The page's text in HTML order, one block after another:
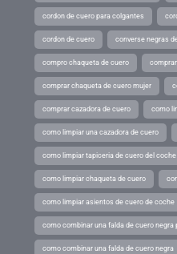
cordon de cuero para colgantes
cordon de cuero converse negras
compro chaqueta de cuero
comprar chaqueta de cuero mujer
comprar cazadora de cuero como
como limpiar una cazadora de cuero
como limpiar tapiceria de cuero del coche
como limpiar chaqueta de cuero
como limpiar asientos de cuero de coche
como combinar una falda de cuero negra
como combinar una falda de cuero negra